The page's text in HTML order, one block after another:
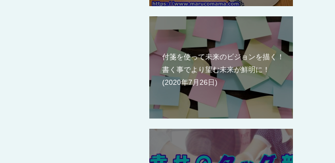
付箋を使って未来のビジョンを描く！
書く事でより望む未来が鮮明に！
2020年7月26日